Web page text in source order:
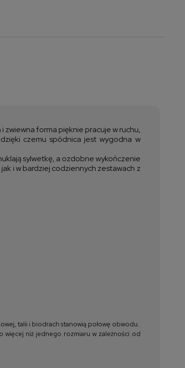
zwiewna forma pięknie pracuje w ruchu,
czemu spódnica jest wygodna w
sylwetkę, a ozdobne wykończenie
i w bardziej codziennych zestawach z
talii i biodrach stanowią połowę obwodu.
więcej niż jednego rozmiaru w zależności od